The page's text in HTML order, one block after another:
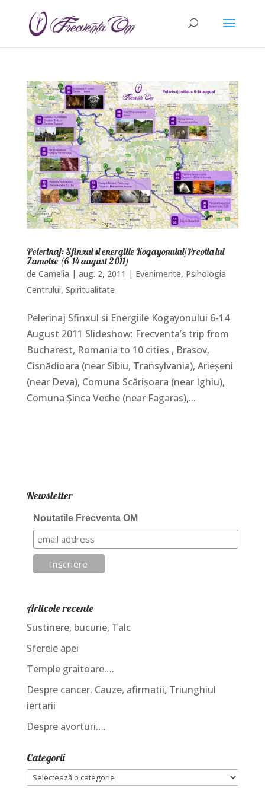
Pelerinaj: Sfinxul si energiile Kogayonului/Preotia lui
Zamolxe (6-14 august 2011)
de Camelia | aug. 2, 2011 | Evenimente, Psihologia
Centrului, Spiritualitate
Pelerinaj Sfinxul si Energiile Kogayonului 6-14
August 2011 Slideshow: Frecventa’s trip from
Bucharest, Romania to 10 cities , Brasov,
Cisnădioara (near Sibiu, Transylvania), Arieşeni
(near Deva), Comuna Scărişoara (near Ighiu),
Comuna Şinca Veche (near Fagaras),...
Newsletter
Noutatile Frecventa OM
Articole recente
Sustinere, bucurie, Talc
Sferele apei
Temple graitoare….
Despre cancer. Cauze, afirmatii, Triunghiul
iertarii
Despre avorturi….
Categorii
Categorii